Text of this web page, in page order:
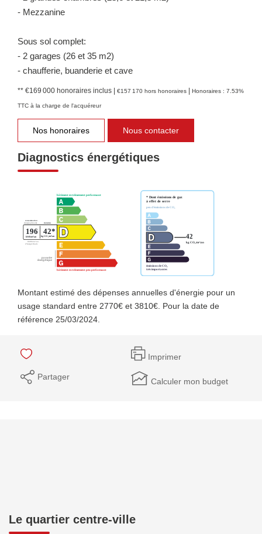
- Mezzanine
Sous sol complet:
- 2 garages (26 et 35 m2)
- chaufferie, buanderie et cave
** €169 000 honoraires inclus | €157 170 hors honoraires | Honoraires : 7.53%
TTC à la charge de l'acquéreur
Nos honoraires Nous contacter
Diagnostics énergétiques
Montant estimé des dépenses annuelles d'énergie pour un
usage standard entre 2770€ et 3810€. Pour la date de
référence 25/03/2024.
Imprimer
Partager Calculer mon budget
Le quartier centre-ville